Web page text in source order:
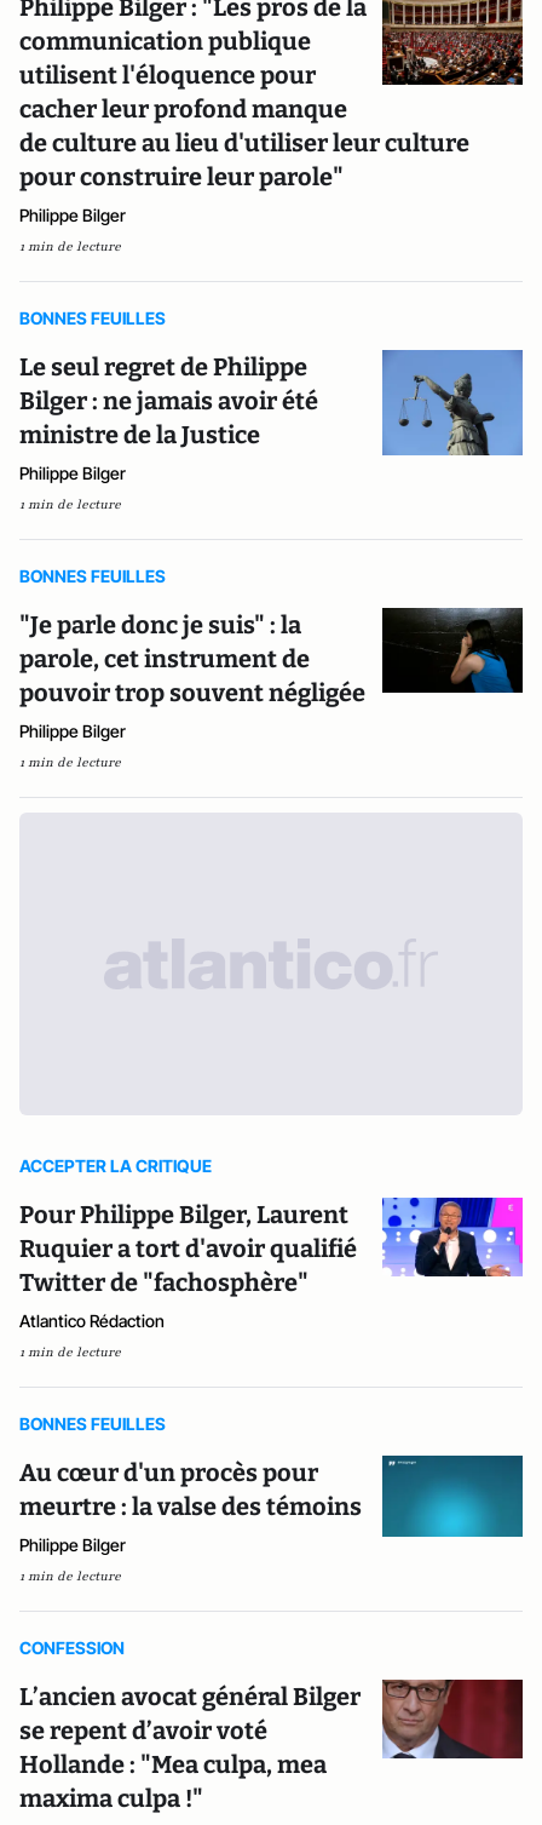
Philippe Bilger : "Les pros de la
communication publique
utilisent l'éloquence pour
cacher leur profond manque
de culture au lieu d'utiliser leur culture
pour construire leur parole"
Philippe Bilger
1 min de lecture
BONNES FEUILLES
Le seul regret de Philippe
Bilger : ne jamais avoir été
ministre de la Justice
Philippe Bilger
1 min de lecture
BONNES FEUILLES
"Je parle donc je suis" : la
parole, cet instrument de
pouvoir trop souvent négligée
Philippe Bilger
1 min de lecture
ACCEPTER LA CRITIQUE
Pour Philippe Bilger, Laurent
Ruquier a tort d'avoir qualifié
Twitter de "facho­sphère"
Atlantico Rédaction
1 min de lecture
BONNES FEUILLES
Au cœur d'un procès pour
meurtre : la valse des témoins
Philippe Bilger
1 min de lecture
CONFESSION
L’ancien avocat général Bilger
se repent d’avoir voté
Hollande : "Mea culpa, mea
maxima culpa !"